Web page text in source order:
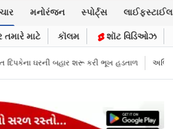
મનોરંજન સ્પોર્ટ્સ લાઈફસ્ટાઈલ
તમારે માટે કૉલમ શૉટ વિડિઓઝ
અભિજીત દિપકેએ CJPની નવી નીતિ જાહેર